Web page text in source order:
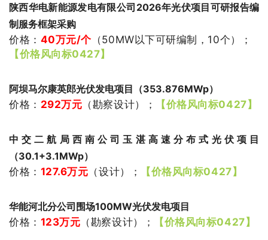
陕西华电新能源发电有限公司2026年光伏项目可研报告编
制服务框架采购
价格： 40万元/个（50MW以下可研编制，10个）
；
【价格风向标0427】
阿坝马尔康英郎光伏发电项目（353.876MWp）
价格： 292万元 （勘察设计） ； 【价格风向标0427】
中交二航局西南公司玉湛高速分布式光伏项目
（30.1+3.1MWp）
价格： 127.6万元 （设计） ； 【价格风向标0427】
华能河北分公司围场100MW光伏发电项目
价格： 123万元 （勘察设计） ； 【价格风向标0427】